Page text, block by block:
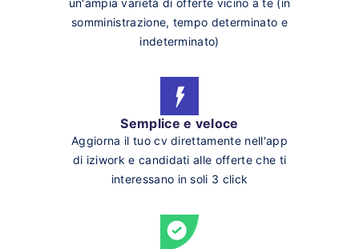
un'ampia varietà di offerte vicino a te (in
somministrazione, tempo determinato e
indeterminato)
Semplice e veloce
Aggiorna il tuo cv direttamente nell'app
di iziwork e candidati alle offerte che ti
interessano in soli 3 click